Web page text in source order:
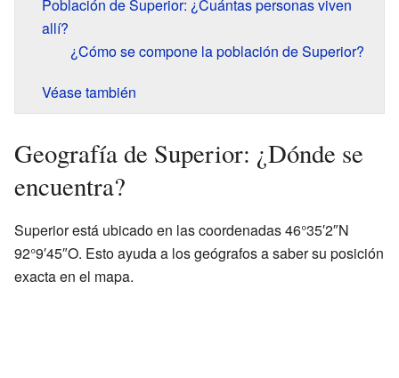
Población de Superior: ¿Cuántas personas viven
allí?
¿Cómo se compone la población de Superior?
Véase también
Geografía de Superior: ¿Dónde se
encuentra?
Superior está ubicado en las coordenadas 46°35′2″N
92°9′45″O. Esto ayuda a los geógrafos a saber su posición
exacta en el mapa.